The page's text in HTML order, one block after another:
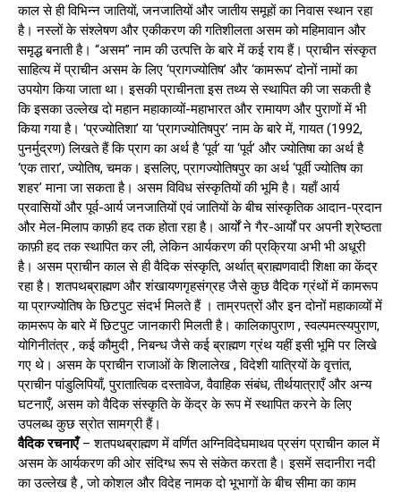
काल से ही विभिन्न जातियों, जनजातियों और जातीय समूहों का निवास स्थान रहा
है। नस्लों के संश्लेषण और एकीकरण की गतिशीलता असम को महिमावान और
समृद्ध बनाती है। “असम” नाम की उत्पत्ति के बारे में कई राय हैं। प्राचीन संस्कृत
साहित्य में प्राचीन असम के लिए ‘प्रागज्योतिष’ और ‘कामरूप’ दोनों नामों का
उपयोग किया जाता था। इसकी प्राचीनता इस तथ्य से स्थापित की जा सकती है
कि इसका उल्लेख दो महान महाकाव्यों-महाभारत और रामायण और पुराणों में भी
किया गया है। ‘प्रज्योतिशा’ या ‘प्रागज्योतिषपुर’ नाम के बारे में, गायत (1992,
पुनर्मुद्रण) लिखते हैं कि प्राग का अर्थ है ‘पूर्व’ या ‘पूर्व’ और ज्योतिषा का अर्थ है
‘एक तारा’, ज्योतिष, चमक। इसलिए, प्रागज्योतिषपुर का अर्थ ‘पूर्वी ज्योतिष का
शहर’ माना जा सकता है। असम विविध संस्कृतियों की भूमि है। यहाँ आर्य
प्रवासियों और पूर्व-आर्य जनजातियों एवं जातियों के बीच सांस्कृतिक आदान-प्रदान
और मेल-मिलाप काफ़ी हद तक होता रहा है। आर्यों ने गैर-आर्यों पर अपनी श्रेष्ठता
काफ़ी हद तक स्थापित कर ली, लेकिन आर्यकरण की प्रक्रिया अभी भी अधूरी
है। असम प्राचीन काल से ही वैदिक संस्कृति, अर्थात् ब्राह्मणवादी शिक्षा का केंद्र
रहा है। शतपथब्राह्मण और शंखायणगृहसंग्रह जैसे कुछ वैदिक ग्रंथों में कामरूप
या प्राग्ज्योतिष के छिटपुट संदर्भ मिलते हैं । ताम्रपत्रों और इन दोनों महाकाव्यों में
कामरूप के बारे में छिटपुट जानकारी मिलती है। कालिकापुराण , स्वल्पमत्स्यपुराण,
योगिनीतंत्र , कई कौमुदी , निबन्ध जैसे कई ब्राह्मण ग्रंथ यहीं इसी भूमि पर लिखे
गए थे। असम के प्राचीन राजाओं के शिलालेख , विदेशी यात्रियों के वृत्तांत,
प्राचीन पांडुलिपियाँ, पुरातात्विक दस्तावेज, वैवाहिक संबंध, तीर्थयात्राएँ और अन्य
घटनाएँ, असम को वैदिक संस्कृति के केंद्र के रूप में स्थापित करने के लिए
उपलब्ध कुछ स्रोत सामग्री हैं।
वैदिक रचनाएँ– शतपथब्राह्मण में वर्णित अग्निविदेघमाथव प्रसंग प्राचीन काल में
असम के आर्यकरण की ओर संदिग्ध रूप से संकेत करता है। इसमें सदानीरा नदी
का उल्लेख है , जो कोशल और विदेह नामक दो भूभागों के बीच सीमा का काम